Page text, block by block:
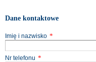
Dane kontaktowe
Imię i nazwisko *
Nr telefonu *